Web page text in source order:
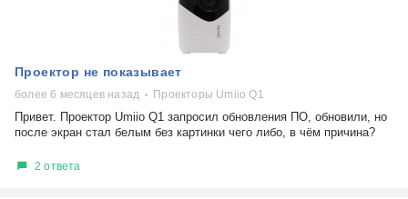
Проектор не показывает
более 6 месяцев назад Проекторы Umiio Q1
Привет. Проектор Umiio Q1 запросил обновления ПО, обновили, но
после экран стал белым без картинки чего либо, в чём причина?
2 ответа